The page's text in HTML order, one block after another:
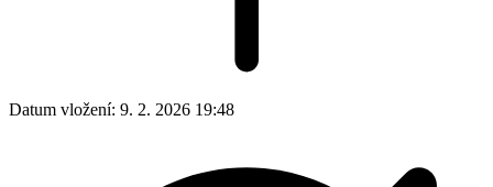
Datum vložení: 9. 2. 2026 19:48